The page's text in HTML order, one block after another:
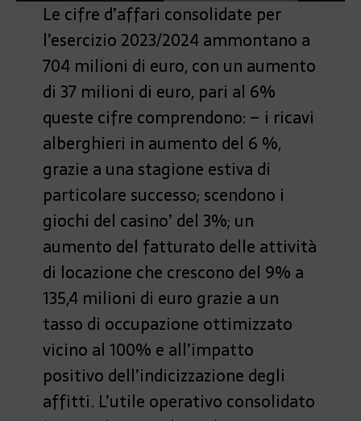
Le cifre d’affari consolidate per
l’esercizio 2023/2024 ammontano a
704 milioni di euro, con un aumento
di 37 milioni di euro, pari al 6%
queste cifre comprendono: – i ricavi
alberghieri in aumento del 6 %,
grazie a una stagione estiva di
particolare successo; scendono i
giochi del casino’ del 3%; un
aumento del fatturato delle attività
di locazione che crescono del 9% a
135,4 milioni di euro grazie a un
tasso di occupazione ottimizzato
vicino al 100% e all’impatto
positivo dell’indicizzazione degli
affitti. L’utile operativo consolidato